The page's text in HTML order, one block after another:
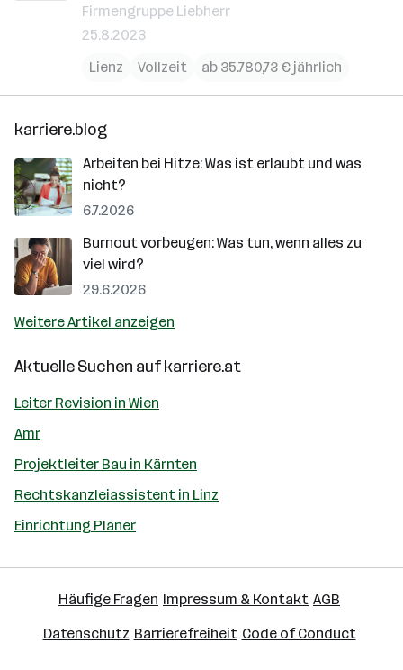
Firmengruppe Liebherr
25.8.2023
Lienz
Vollzeit ab 35.780,73 € jährlich
karriere.blog
Arbeiten bei Hitze: Was ist erlaubt und was
nicht?
6.7.2026
Burnout vorbeugen: Was tun, wenn alles zu
viel wird?
29.6.2026
Weitere Artikel anzeigen
Aktuelle Suchen aufkarriere.at
Leiter Revision in Wien
Amr
Projektleiter Bau in Kärnten
Rechtskanzleiassistent in Linz
Einrichtung Planer
Häufige Fragen Impressum & Kontakt AGB
Datenschutz Barrierefreiheit Code of Conduct